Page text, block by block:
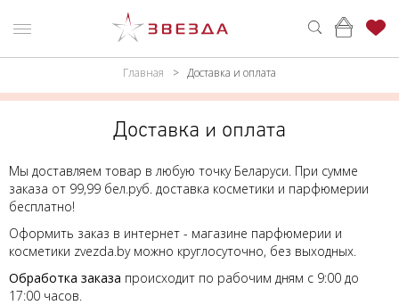
КОНТАКТЫ
АДРЕСА
МАГАЗИНОВ
УХОД
АКСЕССУАРЫ
МУЖЧИНАМ
Главная Доставка и оплата
Доставка и оплата
Мы доставляем товар в любую точку Беларуси. При сумме
заказа от 99,99 бел.руб. доставка косметики и парфюмерии
бесплатно!
Оформить заказ в интернет - магазине парфюмерии и
косметики zvezda.by можно круглосуточно, без выходных.
Обработка заказа происходит по рабочим дням с 9:00 до
17:00 часов.